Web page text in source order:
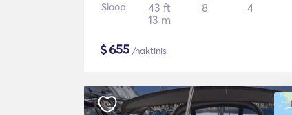
Sloop
43 ft
13 m
8 4
$655 /naktinis